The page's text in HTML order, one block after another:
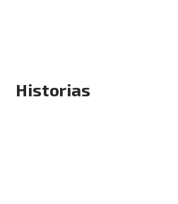
Historias